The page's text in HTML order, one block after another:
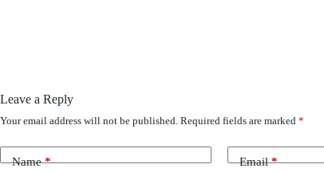
Leave a Reply
Your email address will not be published. Required fields are marked *
Name* Email*